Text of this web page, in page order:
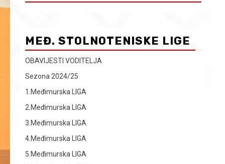
MEĐ. STOLNOTENISKE LIGE
OBAVIJESTI VODITELJA
Sezona 2024/25
1.Međimurska LIGA
2.Međimurska LIGA
3.Međimurska LIGA
4.Međimurska LIGA
5.Međimurska LIGA